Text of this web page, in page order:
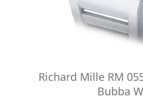
Richard Mille RM
Bubba